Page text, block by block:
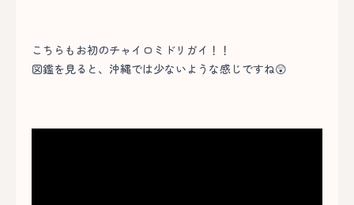
こちらもお初のチャイロミドリガイ！！
図鑑を見ると、沖縄では少ないような感じですね😲